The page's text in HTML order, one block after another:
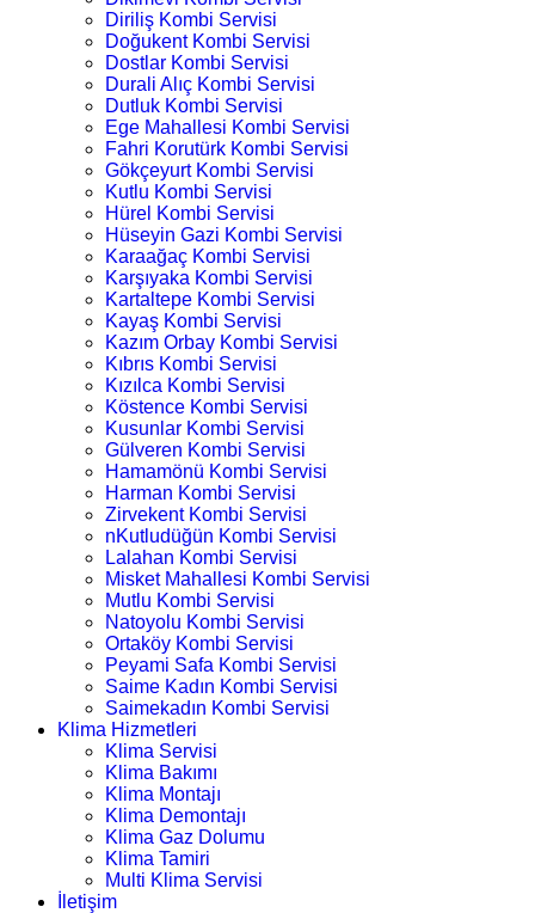
Diriliş Kombi Servisi
Doğukent Kombi Servisi
Dostlar Kombi Servisi
Durali Alıç Kombi Servisi
Dutluk Kombi Servisi
Ege Mahallesi Kombi Servisi
Fahri Korutürk Kombi Servisi
Gökçeyurt Kombi Servisi
Kutlu Kombi Servisi
Hürel Kombi Servisi
Hüseyin Gazi Kombi Servisi
Karaağaç Kombi Servisi
Karşıyaka Kombi Servisi
Kartaltepe Kombi Servisi
Kayaş Kombi Servisi
Kazım Orbay Kombi Servisi
Kıbrıs Kombi Servisi
Kızılca Kombi Servisi
Köstence Kombi Servisi
Kusunlar Kombi Servisi
Gülveren Kombi Servisi
Hamamönü Kombi Servisi
Harman Kombi Servisi
Zirvekent Kombi Servisi
nKutludüğün Kombi Servisi
Lalahan Kombi Servisi
Misket Mahallesi Kombi Servisi
Mutlu Kombi Servisi
Natoyolu Kombi Servisi
Ortaköy Kombi Servisi
Peyami Safa Kombi Servisi
Saime Kadın Kombi Servisi
Saimekadın Kombi Servisi
Klima Hizmetleri
Klima Servisi
Klima Bakımı
Klima Montajı
Klima Demontajı
Klima Gaz Dolumu
Klima Tamiri
Multi Klima Servisi
İletişim